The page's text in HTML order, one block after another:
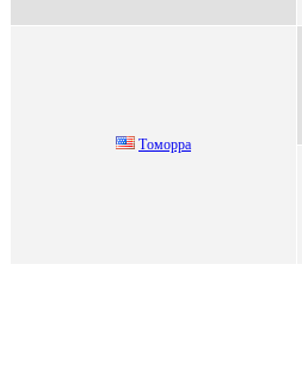
Tомоppa